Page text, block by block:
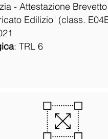
- Attestazione
Edilizio" (class.
: TRL 6